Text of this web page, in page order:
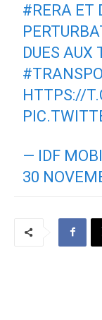
#RERA ET
DUES AUX
HTTPS://
— IDF
30